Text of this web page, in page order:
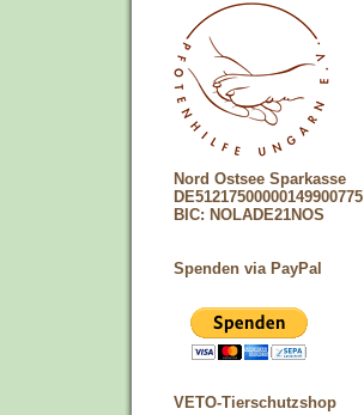
Nord Ostsee Sparkasse
DE51217500000149900775
BIC: NOLADE21NOS
Spenden via PayPal
VETO-Tierschutzshop